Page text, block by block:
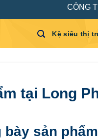
CÔNG
Kệ siêu thị
tại Long
sản